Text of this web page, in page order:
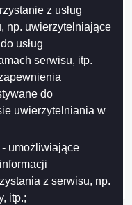
z usług
np. uwierzytelniające
usług
serwisu, itp.
do
uwierzytelniania w
umożliwiające
z serwisu, np.
itp.;
z Europejskiego Funduszu
Programu Operacyjnego
2007-2013
PODLASKIEGO
– Instytucja Zarządzająca